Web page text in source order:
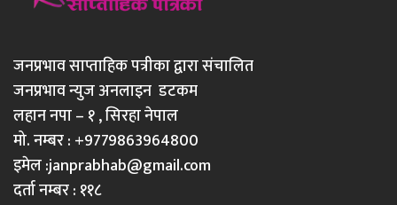
जनप्रभाव साप्ताहिक पत्रीका द्वारा संचालित
जनप्रभाव न्युज अनलाइन डटकम
लहान नपा – १ , सिरहा नेपाल
मो. नम्बर : +9779863964800
इमेल :janprabhab@gmail.com
दर्ता नम्बर : ११८